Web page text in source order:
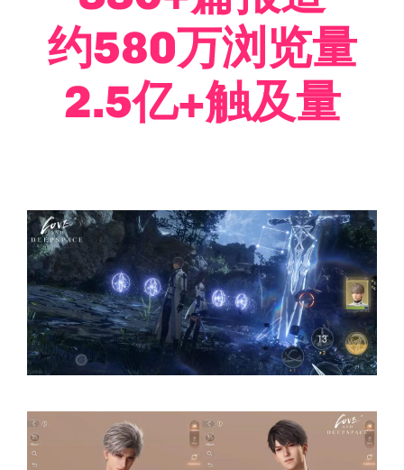
约580万浏览量
2.5亿+触及量